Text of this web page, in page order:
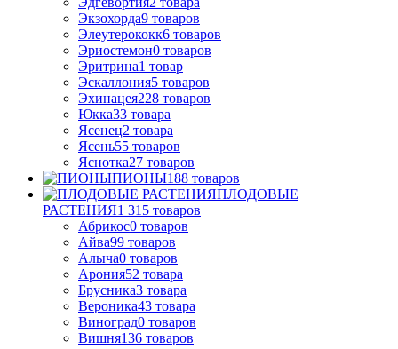
Экзохорда9 товаров
Элеутерококк6 товаров
Эриостемон0 товаров
Эритрина1 товар
Эскаллония5 товаров
Эхинацея228 товаров
Юкка33 товара
Ясенец2 товара
Ясень55 товаров
Яснотка27 товаров
ПИОНЫ188 товаров
ПЛОДОВЫЕ
РАСТЕНИЯ1 315 товаров
Абрикос0 товаров
Айва99 товаров
Алыча0 товаров
Арония52 товара
Брусника3 товара
Вероника43 товара
Виноград0 товаров
Вишня136 товаров